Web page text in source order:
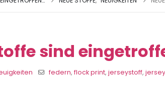
sind
federn,flock print,jerseystoff,